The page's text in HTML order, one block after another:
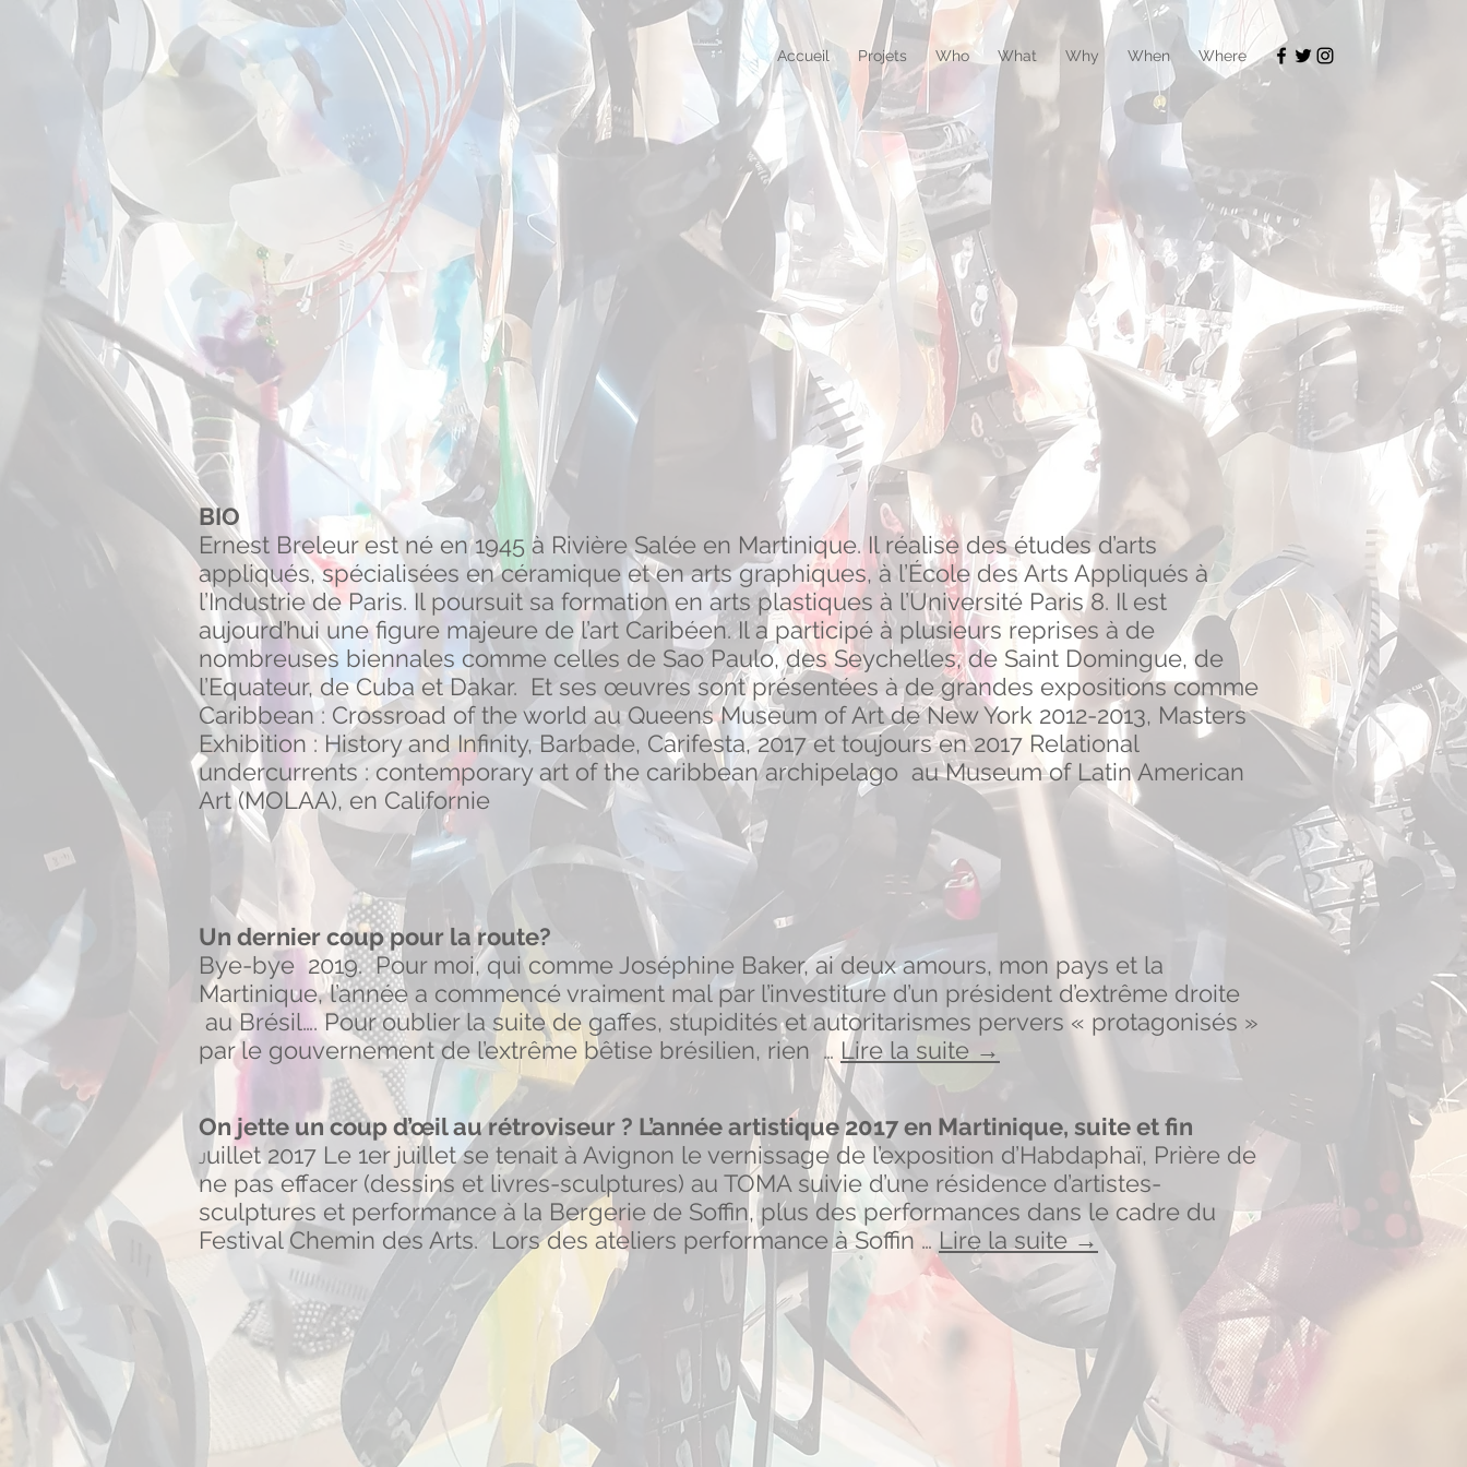
Accueil Projets Who What Why When Where
BIO
Ernest Breleur est né en 1945 à Rivière Salée en Martinique. Il réalise des études d’arts
appliqués, spécialisées en céramique et en arts graphiques, à l’École des Arts Appliqués à
l’Industrie de Paris. Il poursuit sa formation en arts plastiques à l’Université Paris 8. Il est
aujourd’hui une figure majeure de l’art Caribéen. Il a participé à plusieurs reprises à de
nombreuses biennales comme celles de Sao Paulo, des Seychelles, de Saint Domingue, de
l’Equateur, de Cuba et Dakar. Et ses œuvres sont présentées à de grandes expositions comme
Caribbean : Crossroad of the world au Queens Museum of Art de New York 2012-2013, Masters
Exhibition : History and Infinity, Barbade, Carifesta, 2017 et toujours en 2017 Relational
undercurrents : contemporary art of the caribbean archipelago au Museum of Latin American
Art (MOLAA), en Californie
Un dernier coup pour la route?
Bye-bye 2019. Pour moi, qui comme Joséphine Baker, ai deux amours, mon pays et la
Martinique, l’année a commencé vraiment mal par l’investiture d’un président d’extrême droite
au Brésil…. Pour oublier la suite de gaffes, stupidités et autoritarismes pervers « protagonisés »
par le gouvernement de l’extrême bêtise brésilien, rien … Lire la suite →
On jette un coup d’œil au rétroviseur ? L’année artistique 2017 en Martinique, suite et fin
Juillet 2017 Le 1er juillet se tenait à Avignon le vernissage de l’exposition d’Habdaphaï, Prière de
ne pas effacer (dessins et livres-sculptures) au TOMA suivie d’une résidence d’artistes-
sculptures et performance à la Bergerie de Soffin, plus des performances dans le cadre du
Festival Chemin des Arts. Lors des ateliers performance à Soffin … Lire la suite →